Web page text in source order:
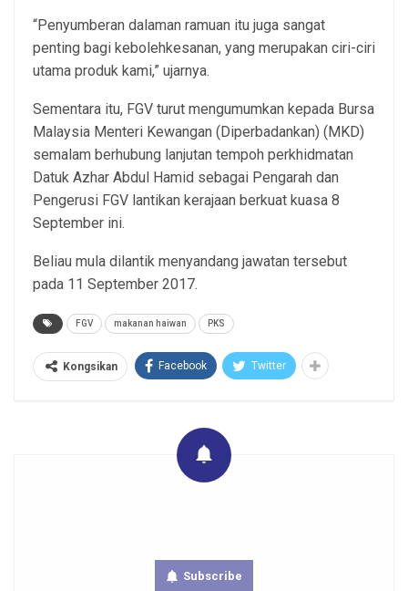
“Penyumberan dalaman ramuan itu juga sangat
penting bagi kebolehkesanan, yang merupakan ciri-ciri
utama produk kami,” ujarnya.
Sementara itu, FGV turut mengumumkan kepada Bursa
Malaysia Menteri Kewangan (Diperbadankan) (MKD)
semalam berhubung lanjutan tempoh perkhidmatan
Datuk Azhar Abdul Hamid sebagai Pengarah dan
Pengerusi FGV lantikan kerajaan berkuat kuasa 8
September ini.
Beliau mula dilantik menyandang jawatan tersebut
pada 11 September 2017.
FGV makanan haiwan PKS
Kongsikan Facebook Twitter
Subscribe